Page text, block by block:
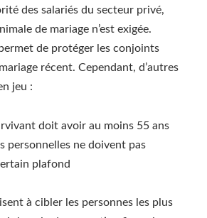
des salariés du secteur privé,
de mariage n’est exigée.
de protéger les conjoints
récent. Cependant, d’autres
jeu :
doit avoir au moins 55 ans
personnelles ne doivent pas
plafond
à cibler les personnes les plus